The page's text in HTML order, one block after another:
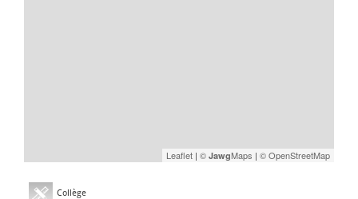
Leaflet | © JawgMaps | © OpenStreetMap
Collège